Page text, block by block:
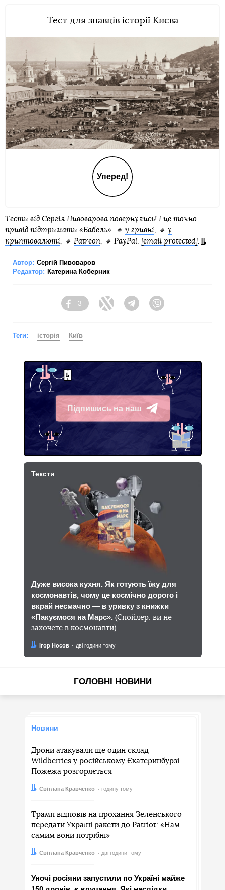
Тест для знавців історії Києва
Уперед!
Тести від Сергія Пивоварова повернулись! І це точно
привід підтримати «Бабель»: 🔸 у гривні, 🔸 у
криптовалюті, 🔸 Patreon, 🔸 PayPal: [email protected].
Автор: Сергій Пивоваров
Редактор: Катерина Коберник
Facebook
3
Twitter Telegram
Теги: історія Київ
Підпишись на наш
Telegram
Тексти
Дуже висока кухня. Як готують їжу для
космонавтів, чому це космічно дорого і
вкрай несмачно — в уривку з книжки
«Пакуємося на Марс». (Спойлер: ви не
захочете в космонавти)
Автор:
Ігор Носов
Дата: дві години тому
ГОЛОВНІ НОВИНИ
Новини
Дрони атакували ще один склад
Wildberries у російському Єкатеринбурзі.
Пожежа розгоряється
Автор:
Світлана Кравченко
Дата: годину тому
Трамп відповів на прохання Зеленського
передати Україні ракети до Patriot: «Нам
самим вони потрібні»
Автор:
Світлана Кравченко
Дата: дві години тому
Уночі росіяни запустили по Україні майже